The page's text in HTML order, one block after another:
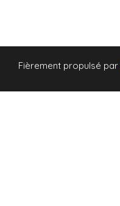
Fièrement propulsé par